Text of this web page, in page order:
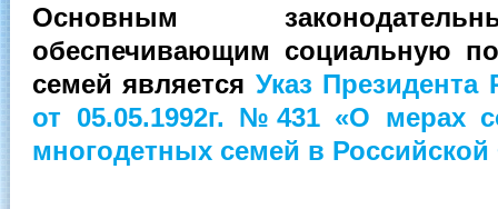
Основным
обеспечивающим социальную
семей является Указ Президента
от 05.05.1992г. №431 «О мерах
многодетных семей в